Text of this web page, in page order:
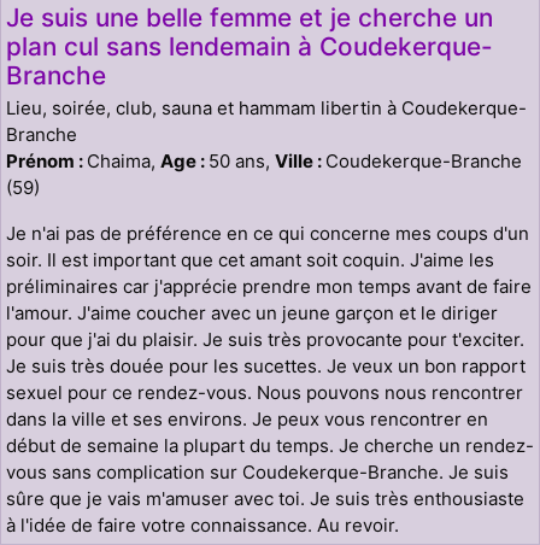
Je suis une belle femme et je cherche un
plan cul sans lendemain à Coudekerque-
Branche
Lieu, soirée, club, sauna et hammam libertin à Coudekerque-
Branche
Prénom : Chaima, Age : 50 ans, Ville : Coudekerque-Branche
(59)
Je n'ai pas de préférence en ce qui concerne mes coups d'un
soir. Il est important que cet amant soit coquin. J'aime les
préliminaires car j'apprécie prendre mon temps avant de faire
l'amour. J'aime coucher avec un jeune garçon et le diriger
pour que j'ai du plaisir. Je suis très provocante pour t'exciter.
Je suis très douée pour les sucettes. Je veux un bon rapport
sexuel pour ce rendez-vous. Nous pouvons nous rencontrer
dans la ville et ses environs. Je peux vous rencontrer en
début de semaine la plupart du temps. Je cherche un rendez-
vous sans complication sur Coudekerque-Branche. Je suis
sûre que je vais m'amuser avec toi. Je suis très enthousiaste
à l'idée de faire votre connaissance. Au revoir.